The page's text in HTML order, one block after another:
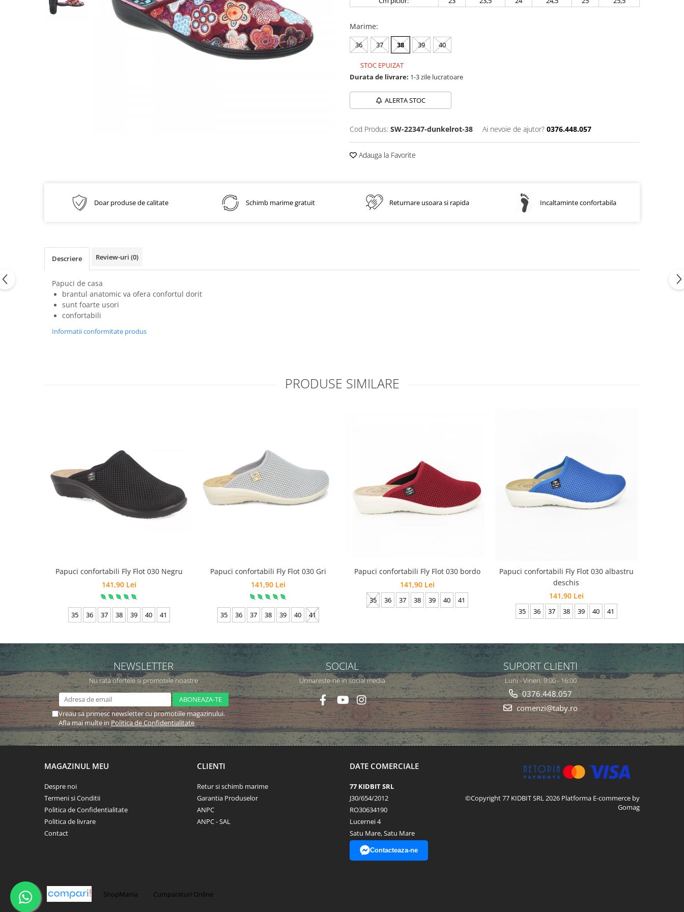
Marime:
36 37 38 39 40
STOC EPUIZAT
Durata de livrare: 1-3 zile lucratoare
ALERTA STOC
Cod Produs: SW-22347-dunkelrot-38 Ai nevoie de ajutor? 0376.448.057
Adauga la Favorite
Doar produse de calitate Schimb marime gratuit Returnare usoara si rapida Incaltaminte confortabila
Descriere Review-uri (0)
Papuci de casa
brantul anatomic va ofera confortul dorit
sunt foarte usori
confortabili
Informatii conformitate produs
PRODUSE SIMILARE
Papuci confortabili Fly Flot 030 Negru
141,90 Lei
35 36 37 38 39 40 41
Papuci confortabili Fly Flot 030 Gri
141,90 Lei
35 36 37 38 39 40 41
Papuci confortabili Fly Flot 030 bordo
141,90 Lei
35 36 37 38 39 40 41
Papuci confortabili Fly Flot 030 albastru
deschis
141,90 Lei
35 36 37 38 39 40 41
NEWSLETTER
Nu rata ofertele si promotiile noastre
Vreau sa primesc newsletter cu promotiile magazinului.
Afla mai multe in Politica de Confidentialitate
SOCIAL
Urmareste-ne in social media
SUPORT CLIENTI
Luni - Vineri: 9:00 - 16:00
0376.448.057
comenzi@taby.ro
MAGAZINUL MEU
Despre noi
Termeni si Conditii
Politica de Confidentialitate
Politica de livrare
Contact
CLIENTI
Retur si schimb marime
Garantia Produselor
ANPC
ANPC - SAL
DATE COMERCIALE
77 KIDBIT SRL
J30/654/2012
RO30634190
Lucernei 4
Satu Mare, Satu Mare
Contacteaza-ne
©Copyright 77 KIDBIT SRL 2026 Platforma E-commerce by
Gomag
ShopMania Cumparaturi Online